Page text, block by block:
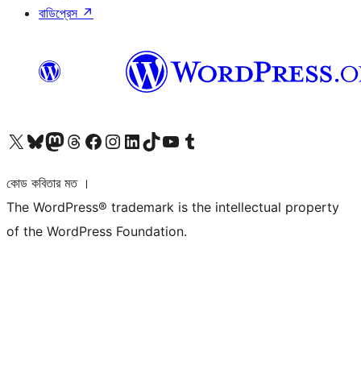
বাডিপ্রেস ↗
আমাদের X (আগের টুইটার) অ্যাকাউন্টে যানআমাদের Bluesky অ্যাকাউন্টটি দেখুনআমাদের মাস্টোডন অ্যাকাউন্টটি দেখুনআমাদের থ্রেডস অ্যাকাউন্টটি দেখুনআমাদের ফেসবুক পেজ দেখুনআমাদের ইন্সটাগ্রাম অ্যাকাউন্ট দেখুনআমাদের লিঙ্কডইন অ্যাকাউন্টে যানআমাদের TikTok অ্যাকাউন্টটি দেখুনআমাদের ইউটিউব চ্যানেলে যান আমাদের টাম্বলার অ্যাকাউন্ট দেখুন
কোড কবিতার মত ।
The WordPress® trademark is the intellectual property
of the WordPress Foundation.